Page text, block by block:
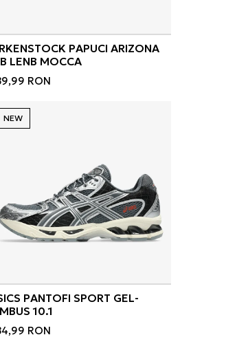
PAPUCI ARIZONA
LENB MOCCA
RON
NEW
PANTOFI SPORT GEL-
10.1
RON